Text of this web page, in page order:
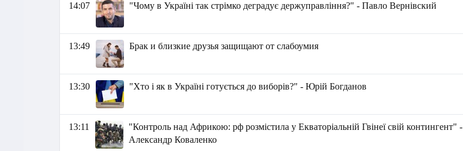
14:07 "Чому в Україні так стрімко деградує держуправління?" - Павло Вернівский
13:49 Брак и близкие друзья защищают от слабоумия
13:30 "Хто і як в Україні готується до виборів?" - Юрій Богданов
13:11
"Контроль над Африкою: рф розмістила у Екваторіальній Гвінеї свій контингент" -
Александр Коваленко